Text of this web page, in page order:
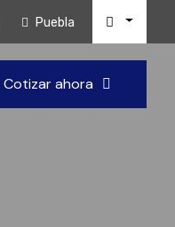
Puebla
Cotizar ahora